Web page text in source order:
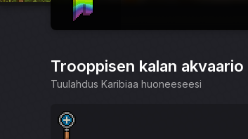
Trooppisen kalan akvaario
Tuulahdus Karibiaa huoneeseesi